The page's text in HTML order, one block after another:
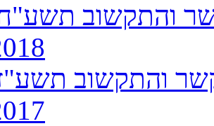
והתקשוב
והתקשוב